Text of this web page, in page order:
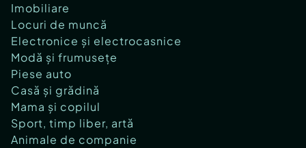
Imobiliare
Locuri de muncă
Electronice și electrocasnice
Modă și frumusețe
Piese auto
Casă și grădină
Mama și copilul
Sport, timp liber, artă
Animale de companie